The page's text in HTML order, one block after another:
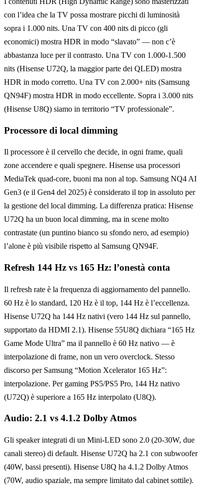
con l’idea che la TV possa mostrare picchi di luminosità
sopra i 1.000 nits. Una TV con 400 nits di picco (gli
economici) mostra HDR in modo “slavato” — non c’è
abbastanza luce per il contrasto. Una TV con 1.000-1.500
nits (Hisense U72Q, la maggior parte dei QLED) mostra
HDR in modo corretto. Una TV con 2.000+ nits (Samsung
QN94F) mostra HDR in modo eccellente. Sopra i 3.000 nits
(Hisense U8Q) siamo in territorio “TV professionale”.
Processore di local dimming
Il processore è il cervello che decide, in ogni frame, quali
zone accendere e quali spegnere. Hisense usa processori
MediaTek quad-core, buoni ma non al top. Samsung NQ4 AI
Gen3 (e il Gen4 del 2025) è considerato il top in assoluto per
la gestione del local dimming. La differenza pratica: Hisense
U72Q ha un buon local dimming, ma in scene molto
contrastate (un puntino bianco su sfondo nero, ad esempio)
l’alone è più visibile rispetto al Samsung QN94F.
Refresh 144 Hz vs 165 Hz: l’onestà conta
Il refresh rate è la frequenza di aggiornamento del pannello.
60 Hz è lo standard, 120 Hz è il top, 144 Hz è l’eccellenza.
Hisense U72Q ha 144 Hz nativi (vero 144 Hz sul pannello,
supportato da HDMI 2.1). Hisense 55U8Q dichiara “165 Hz
Game Mode Ultra” ma il pannello è 60 Hz nativo — è
interpolazione di frame, non un vero overclock. Stesso
discorso per Samsung “Motion Xcelerator 165 Hz”:
interpolazione. Per gaming PS5/PS5 Pro, 144 Hz nativo
(U72Q) è superiore a 165 Hz interpolato (U8Q).
Audio: 2.1 vs 4.1.2 Dolby Atmos
Gli speaker integrati di un Mini-LED sono 2.0 (20-30W, due
canali stereo) di default. Hisense U72Q ha 2.1 con subwoofer
(40W, bassi presenti). Hisense U8Q ha 4.1.2 Dolby Atmos
(70W, audio spaziale, ma sempre limitato dal cabinet sottile).